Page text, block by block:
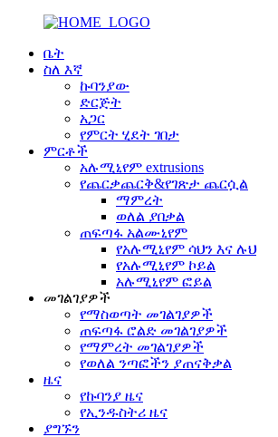
ቤት
ስለ እኛ
ኩባንያው
ድርጅት
አጋር
የምርት ሂደት ገበታ
ምርቶች
አሉሚኒየም extrusions
የጨርቃጨርቅ&የገጽታ ጨርሷል
ማምረት
ወለል ያበቃል
ጠፍጣፋ አልሙኒየም
የአሉሚኒየም ሳህን እና ሉህ
የአሉሚኒየም ኮይል
አሉሚኒየም ፎይል
መገልገያዎች
የማስወጣት መገልገያዎች
ጠፍጣፋ ሮልድ መገልገያዎች
የማምረት መገልገያዎች
የወለል ንጣፎችን ያጠናቅቃል
ዜና
የኩባንያ ዜና
የኢንዱስትሪ ዜና
ያግኙን